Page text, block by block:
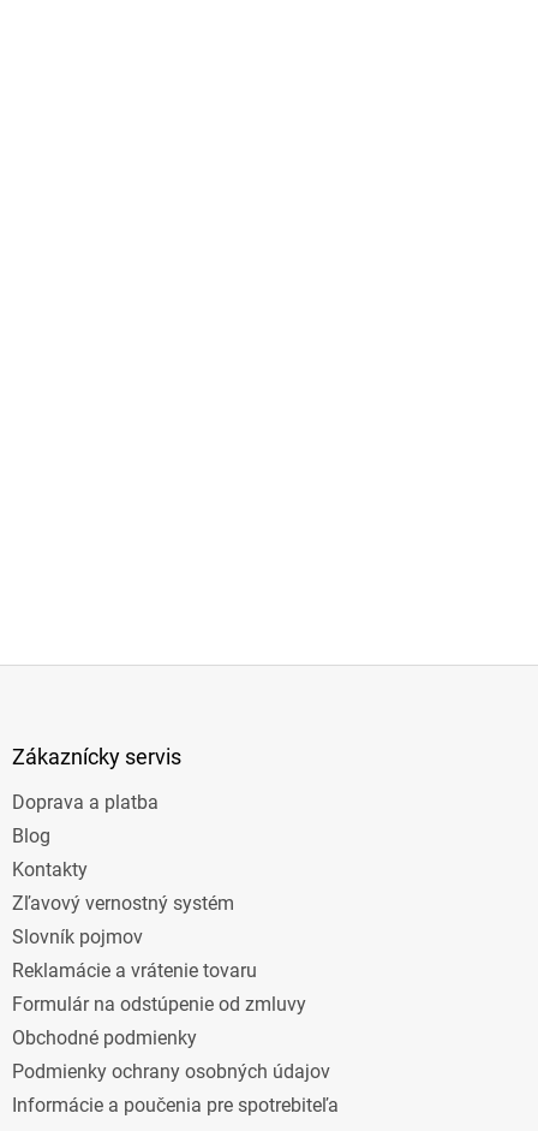
Zákaznícky servis
Doprava a platba
Blog
Kontakty
Zľavový vernostný systém
Slovník pojmov
Reklamácie a vrátenie tovaru
Formulár na odstúpenie od zmluvy
Obchodné podmienky
Podmienky ochrany osobných údajov
Informácie a poučenia pre spotrebiteľa